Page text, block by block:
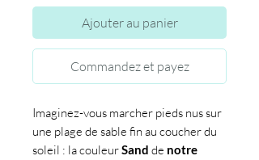
Ajouter au panier
Commandez et payez
Imaginez-vous marcher pieds nus sur
une plage de sable fin au coucher du
soleil : la couleurSand de notre